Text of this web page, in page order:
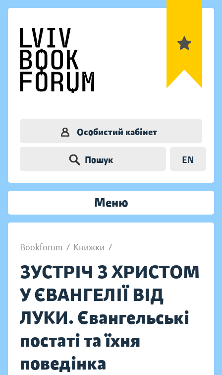
Особистий кабінет
Пошук EN
Меню
Bookforum / Книжки /
ЗУСТРІЧ З ХРИСТОМ
У ЄВАНГЕЛІЇ ВІД
ЛУКИ. Євангельські
постаті та їхня
поведінка